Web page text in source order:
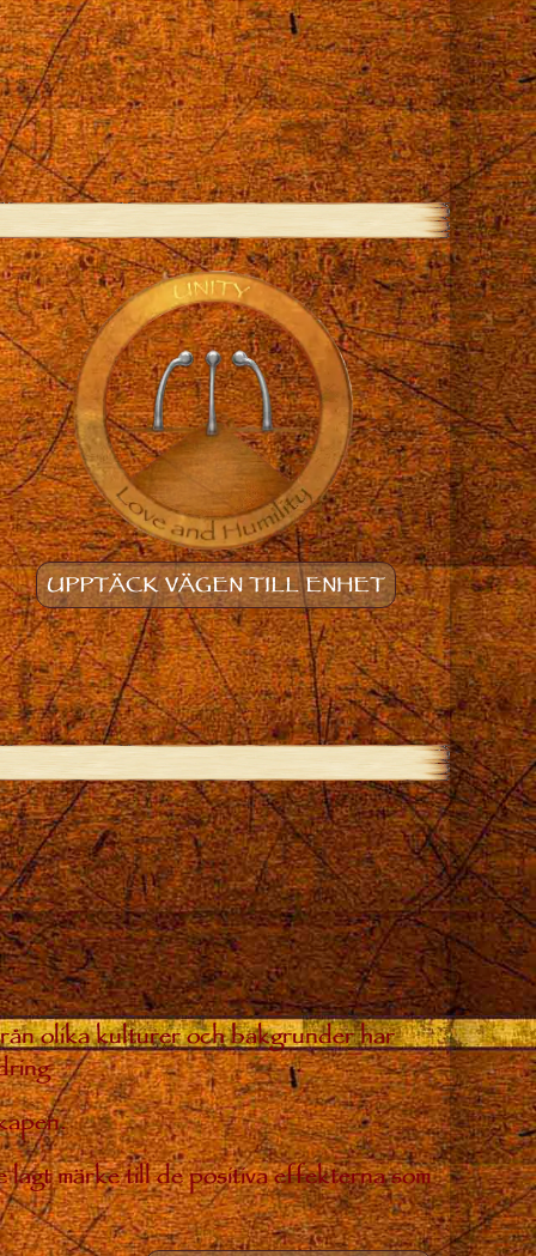
UPPTÄCK VÄGEN TILL ENHET
olika kulturer och bakgrunder har
märke till de positiva effekterna som